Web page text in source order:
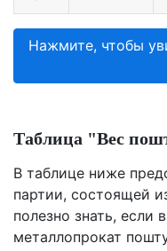
Нажмите, чтобы
Таблица "Вес
В таблице ниже
партии, состоящей
полезно знать, если
металлопрокат